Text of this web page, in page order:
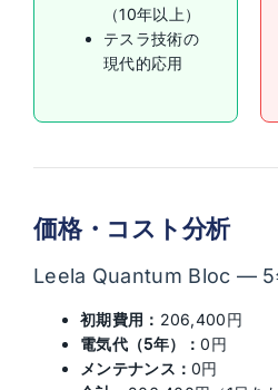
（10年以上）
テスラ技術の
現代的応用
価格・コスト分析
Leela Quantum Bloc — 5
初期費用： 206,400円
電気代（5年）：0円
メンテナンス：0円